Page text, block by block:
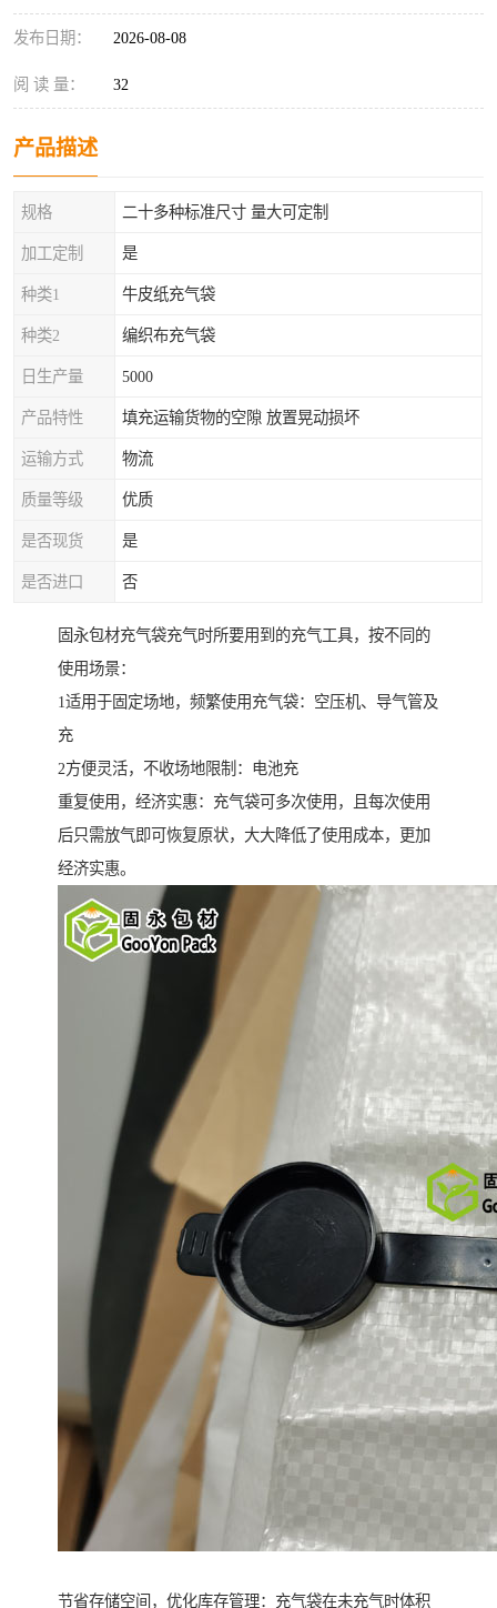
发布日期： 2026-08-08
阅 读 量： 32
产品描述
规格 二十多种标准尺寸 量大可定制
加工定制 是
种类1 牛皮纸充气袋
种类2 编织布充气袋
日生产量 5000
产品特性 填充运输货物的空隙 放置晃动损坏
运输方式 物流
质量等级 优质
是否现货 是
是否进口 否
固永包材充气袋充气时所要用到的充气工具，按不同的
使用场景：
1适用于固定场地，频繁使用充气袋：空压机、导气管及
充
2方便灵活，不收场地限制：电池充
重复使用，经济实惠：充气袋可多次使用，且每次使用
后只需放气即可恢复原状，大大降低了使用成本，更加
经济实惠。
节省存储空间，优化库存管理：充气袋在未充气时体积